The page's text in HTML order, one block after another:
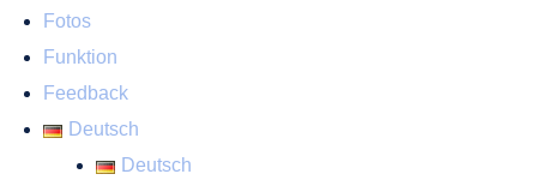
Fotos
Funktion
Feedback
Deutsch
Deutsch